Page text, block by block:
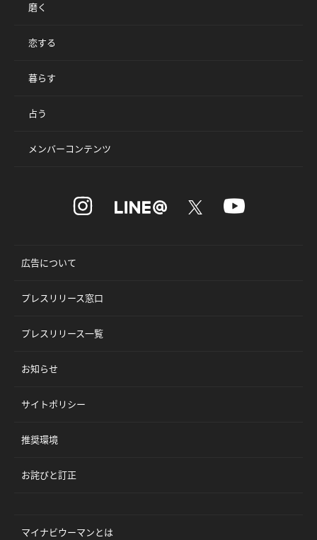
磨く
恋する
暮らす
占う
メンバーコンテンツ
広告について
プレスリリース窓口
プレスリリース一覧
お知らせ
サイトポリシー
推奨環境
お詫びと訂正
マイナビウーマンとは